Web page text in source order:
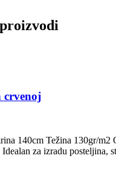
crvenoj
140cm Težina 130gr/m2
Idealan za izradu posteljina,